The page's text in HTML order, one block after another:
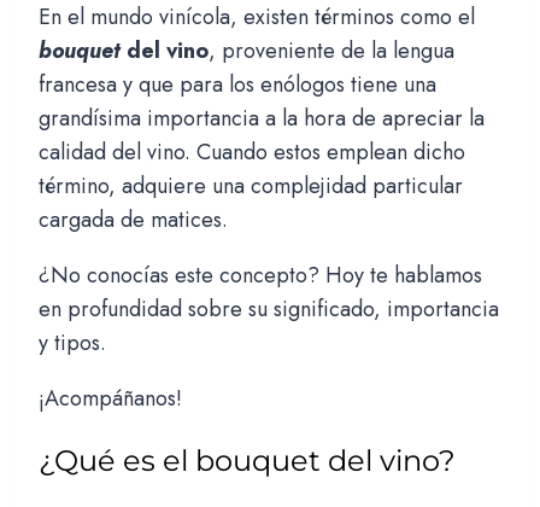
En el mundo vinícola, existen términos como el
bouquetdel vino, proveniente de la lengua
francesa y que para los enólogos tiene una
grandísima importancia a la hora de apreciar la
calidad del vino. Cuando estos emplean dicho
término, adquiere una complejidad particular
cargada de matices.
¿No conocías este concepto? Hoy te hablamos
en profundidad sobre su significado, importancia
y tipos.
¡Acompáñanos!
¿Qué es el bouquet del vino?